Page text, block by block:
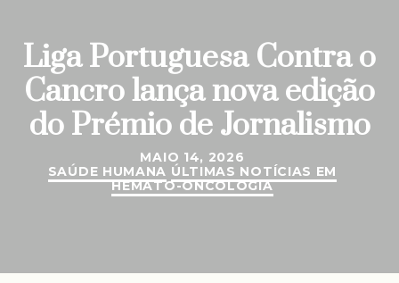
Liga Portuguesa Contra o
Cancro lança nova edição
do Prémio de Jornalismo
MAIO 14, 2026
SAÚDE HUMANA ÚLTIMAS NOTÍCIAS EM
HEMATO-ONCOLOGIA